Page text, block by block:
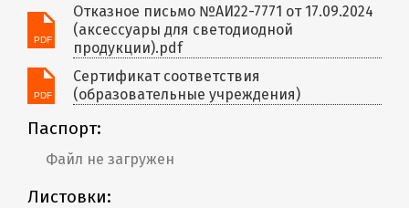
Отказное письмо №АИ22-7771 от 17.09.2024
(аксессуары для светодиодной
продукции).pdf
Сертификат соответствия
(образовательные учреждения)
Паспорт:
Файл не загружен
Листовки: